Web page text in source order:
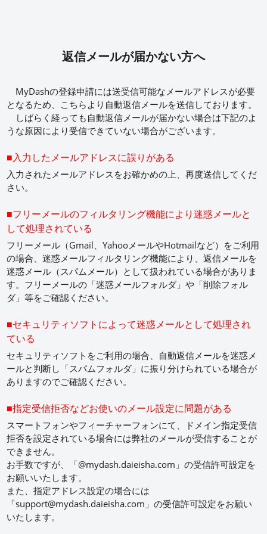
返信メールが届かない方へ
MyDashの登録申請には送受信可能なメールアドレスが必要
となるため、こちらより自動返信メールを送信しております。
しばらく経っても自動返信メールが届かない場合は下記のよ
うな原因により受信できていない場合がございます。
■入力したメールアドレスに誤りがある
入力されたメールアドレスをお確かめの上、再度送信してくだ
さい。
■フリーメールのフィルタリング機能により迷惑メールと
して処理されている
フリーメール（Gmail、YahooメールやHotmailなど）をご利用
の場合、迷惑メールフィルタリング機能により、返信メールを
迷惑メール（スパムメール）として扱われている場合がありま
す。フリーメールの「迷惑メールフォルダ」や「削除フォル
ダ」等をご確認ください。
■セキュリティソフトによって迷惑メールとして処理され
ている
セキュリティソフトをご利用の場合、自動返信メールを迷惑メ
ールと判断し「スパムフォルダ」に振り分けられている場合が
ありますのでご確認ください。
■指定受信拒否などお使いのメール設定に問題がある
スマートフォンやフィーチャーフォンにて、ドメイン指定受信
拒否を設定されている場合には弊社のメールが受信することが
できません。
お手数ですが、「@mydash.daieisha.com」の受信許可設定を
お願いいたします。
また、指定アドレス設定の場合には
「support@mydash.daieisha.com」の受信許可設定をお願い
いたします。